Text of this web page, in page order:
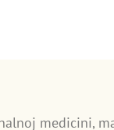
medicini,